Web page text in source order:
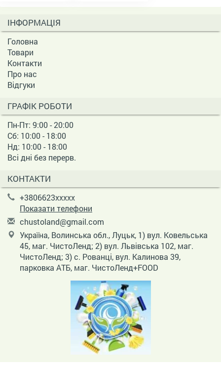
ІНФОРМАЦІЯ
Головна
Товари
Контакти
Про нас
Відгуки
ГРАФІК РОБОТИ
Пн-Пт: 9:00 - 20:00
Сб: 10:00 - 18:00
Нд: 10:00 - 18:00
Всі дні без перерв.
КОНТАКТИ
+3806623xxxxx
Показати телефони
chustoland@gmail.com
Україна, Волинська обл., Луцьк, 1) вул. Ковельська
45, маг. ЧистоЛенд; 2) вул. Львівська 102, маг.
ЧистоЛенд; 3) с. Рованці, вул. Калинова 39,
парковка АТБ, маг. ЧистоЛенд+FOOD